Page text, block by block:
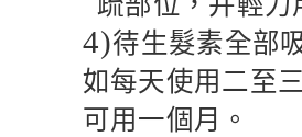
4)待生髮素全部
如每天使用二至
可用一個月。